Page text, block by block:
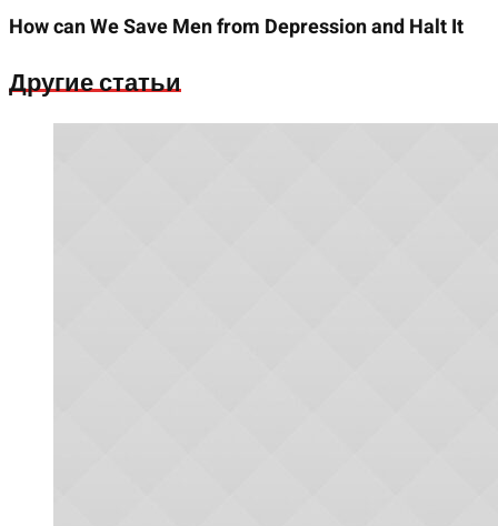
How can We Save Men from Depression and Halt It
Другие статьи